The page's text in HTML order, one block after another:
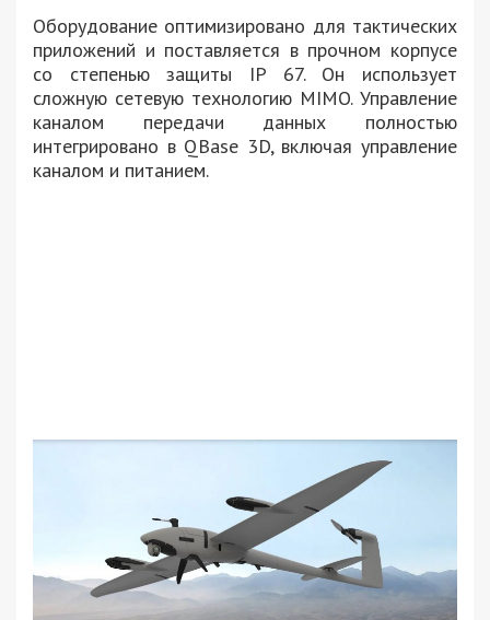
Оборудование оптимизировано для тактических
приложений и поставляется в прочном корпусе
со степенью защиты IP 67. Он использует
сложную сетевую технологию MIMO. Управление
каналом передачи данных полностью
интегрировано в QBase 3D, включая управление
каналом и питанием.